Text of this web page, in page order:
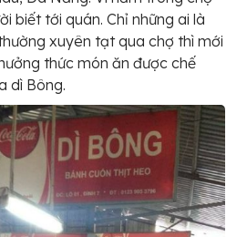
biết tới quán. Chỉ những ai là
xuyên tạt qua chợ thì mới
thức món ăn được chế
dì Bông.